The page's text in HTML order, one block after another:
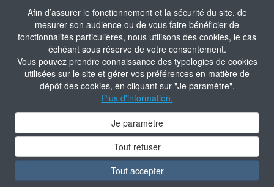
Afin d’assurer le fonctionnement et la sécurité du site, de
mesurer son audience ou de vous faire bénéficier de
fonctionnalités particulières, nous utilisons des cookies, le cas
échéant sous réserve de votre consentement.
Vous pouvez prendre connaissance des typologies de cookies
utilisées sur le site et gérer vos préférences en matière de
dépôt des cookies, en cliquant sur "Je paramètre".
Plus d'information.
Je paramètre
Tout refuser
Tout accepter